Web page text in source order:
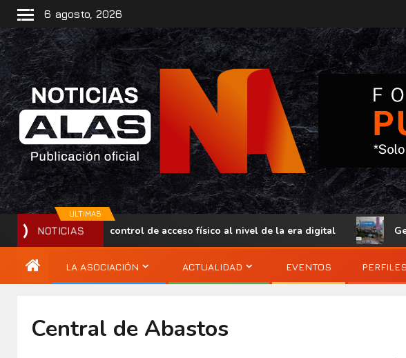
6 agosto, 2026
ULTIMAS
NOTICIAS
para llevar el control de acceso físico al nivel de la era digital
LA ASOCIACIÓN ACTUALIDAD EVENTOS PERFILES
Central de Abastos